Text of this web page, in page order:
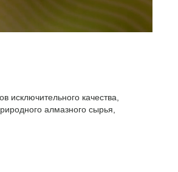
качества,
алмазного сырья,